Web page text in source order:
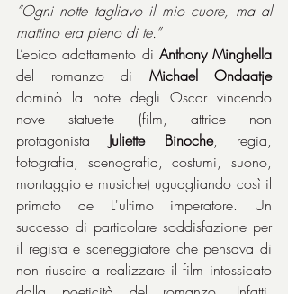
“Ogni notte tagliavo il mio cuore, ma al
mattino era pieno di te.”
L’epico adattamento di Anthony Minghella
del romanzo di Michael Ondaatje
dominò la notte degli Oscar vincendo
nove statuette (film, attrice non
protagonista Juliette Binoche, regia,
fotografia, scenografia, costumi, suono,
montaggio e musiche) uguagliando così il
primato de L'ultimo imperatore. Un
successo di particolare soddisfazione per
il regista e sceneggiatore che pensava di
non riuscire a realizzare il film intossicato